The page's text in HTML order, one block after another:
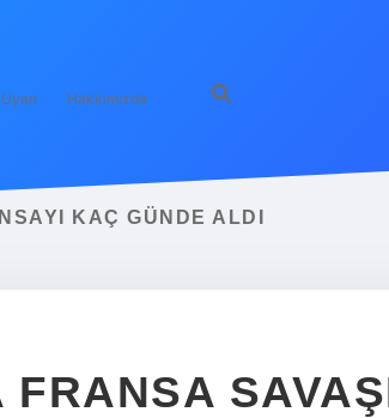
Hakkımızda
KAÇ GÜNDE ALDI
FRANSA